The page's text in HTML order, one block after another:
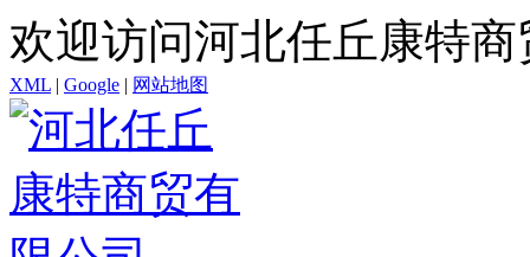
欢迎访问河北任丘康特
XML | Google | 网站地图